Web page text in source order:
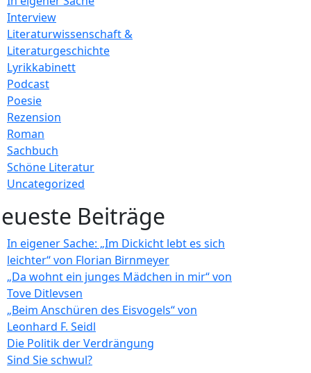
Interview
Literaturwissenschaft &
Literaturgeschichte
Lyrikkabinett
Podcast
Poesie
Rezension
Roman
Sachbuch
Schöne Literatur
Uncategorized
Beiträge
In eigener Sache: „Im Dickicht lebt es sich
leichter“ von Florian Birnmeyer
„Da wohnt ein junges Mädchen in mir“ von
Tove Ditlevsen
„Beim Anschüren des Eisvogels“ von
Leonhard F. Seidl
Die Politik der Verdrängung
Sind Sie schwul?